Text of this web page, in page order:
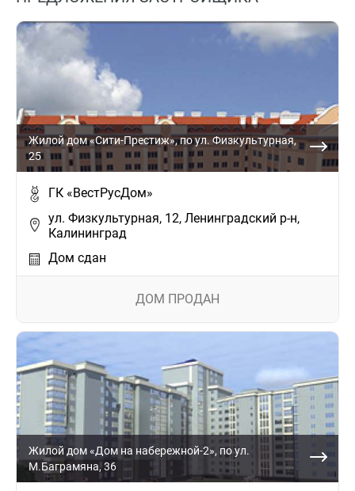
Жилой дом «Сити-Престиж», по ул. Физкультурная,
25
ГК «ВестРусДом»
ул. Физкультурная, 12, Ленинградский р-н,
Калининград
Дом сдан
ДОМ ПРОДАН
Жилой дом «Дом на набережной-2», по ул.
М.Баграмяна, 36